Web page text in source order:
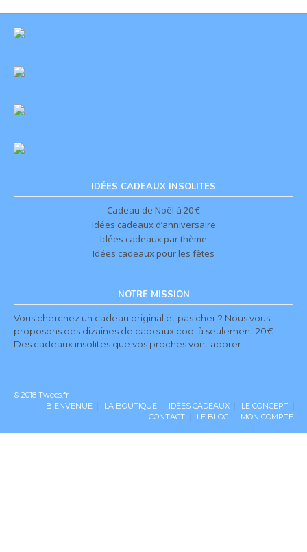
IDÉES CADEAUX INSOLITES
Cadeau de Noël à 20 €
Idées cadeaux d’anniversaire
Idées cadeaux par thème
Idées cadeaux pour les fêtes
NOTRE MISSION
Vous cherchez un cadeau original et pas cher ? Nous vous
proposons des dizaines de cadeaux cool à seulement 20€.
Des cadeaux insolites que vos proches vont adorer.
© 2018 Twees.fr
BIENVENUE
LA BOUTIQUE IDÉES CADEAUX
LE CONCEPT
CONTACT
LE BLOG MON COMPTE